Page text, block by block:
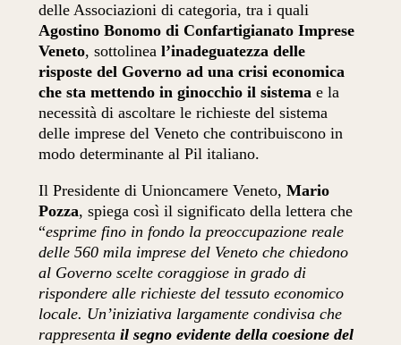
delle Associazioni di categoria, tra i quali
Agostino Bonomo di Confartigianato Imprese
Veneto, sottolineal’inadeguatezza delle
risposte del Governo ad una crisi economica
che sta mettendo in ginocchio il sistema e la
necessità di ascoltare le richieste del sistema
delle imprese del Veneto che contribuiscono in
modo determinante al Pil italiano.
Il Presidente di Unioncamere Veneto,Mario
Pozza, spiega così il significato della lettera che
“esprime fino in fondo la preoccupazione reale
delle 560 mila imprese del Veneto che chiedono
al Governo scelte coraggiose in grado di
rispondere alle richieste del tessuto economico
locale. Un’iniziativa largamente condivisa che
rappresentail segno evidente della coesione del